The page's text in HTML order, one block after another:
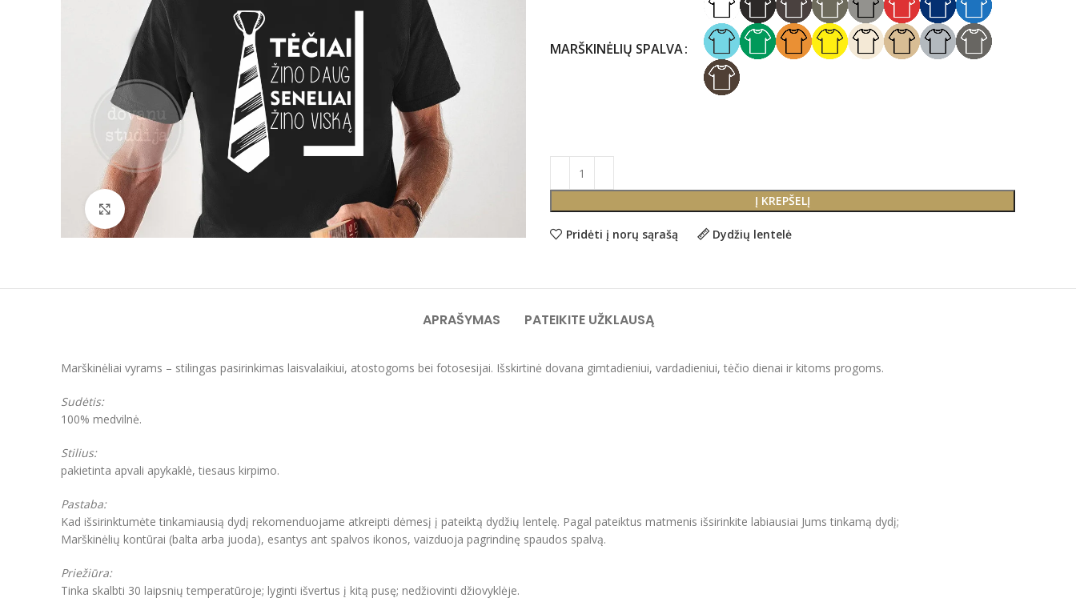
Padidinti
MARŠKINĖLIŲ SPALVA
Į KREPŠELĮ
Pridėti į norų sąrašą Dydžių lentelė
APRAŠYMAS PATEIKITE UŽKLAUSĄ
Marškinėliai vyrams – stilingas pasirinkimas laisvalaikiui, atostogoms bei fotosesijai. Išskirtinė dovana gimtadieniui, vardadieniui, tėčio dienai ir kitoms progoms.
Sudėtis:
100% medvilnė.
Stilius:
pakietinta apvali apykaklė, tiesaus kirpimo.
Pastaba:
Kad išsirinktumėte tinkamiausią dydį rekomenduojame atkreipti dėmesį į pateiktą dydžių lentelę. Pagal pateiktus matmenis išsirinkite labiausiai Jums tinkamą dydį;
Marškinėlių kontūrai (balta arba juoda), esantys ant spalvos ikonos, vaizduoja pagrindinę spaudos spalvą.
Priežiūra:
Tinka skalbti 30 laipsnių temperatūroje; lyginti išvertus į kitą pusę; nedžiovinti džiovyklėje.